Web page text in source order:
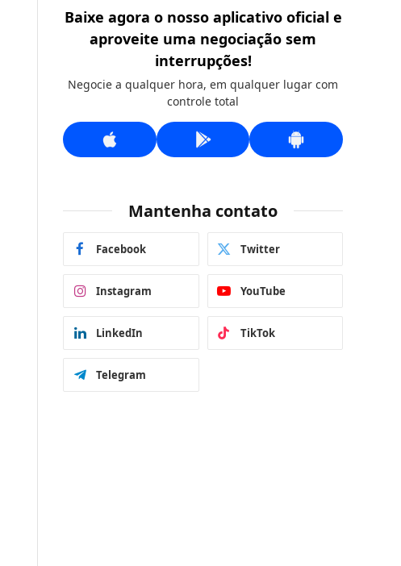
Baixe agora o nosso aplicativo oficial e
aproveite uma negociação sem
interrupções!
Negocie a qualquer hora, em qualquer lugar com
controle total
Mantenha contato
Facebook Twitter
Instagram YouTube
LinkedIn TikTok
Telegram